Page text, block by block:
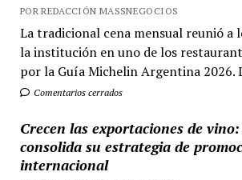
POR REDACCIÓN MASSNEGOCIOS
La tradicional cena mensual reunió a
la institución en uno de los
por la Guía Michelin Argentina 2026.
Comentarios cerrados
Crecen las exportaciones de
consolida su estrategia de
internacional